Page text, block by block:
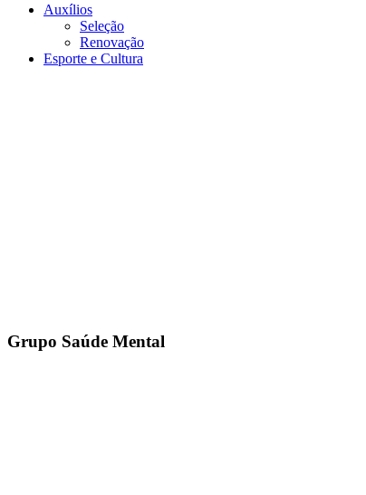
Auxílios
Seleção
Renovação
Esporte e Cultura
Grupo Saúde Mental